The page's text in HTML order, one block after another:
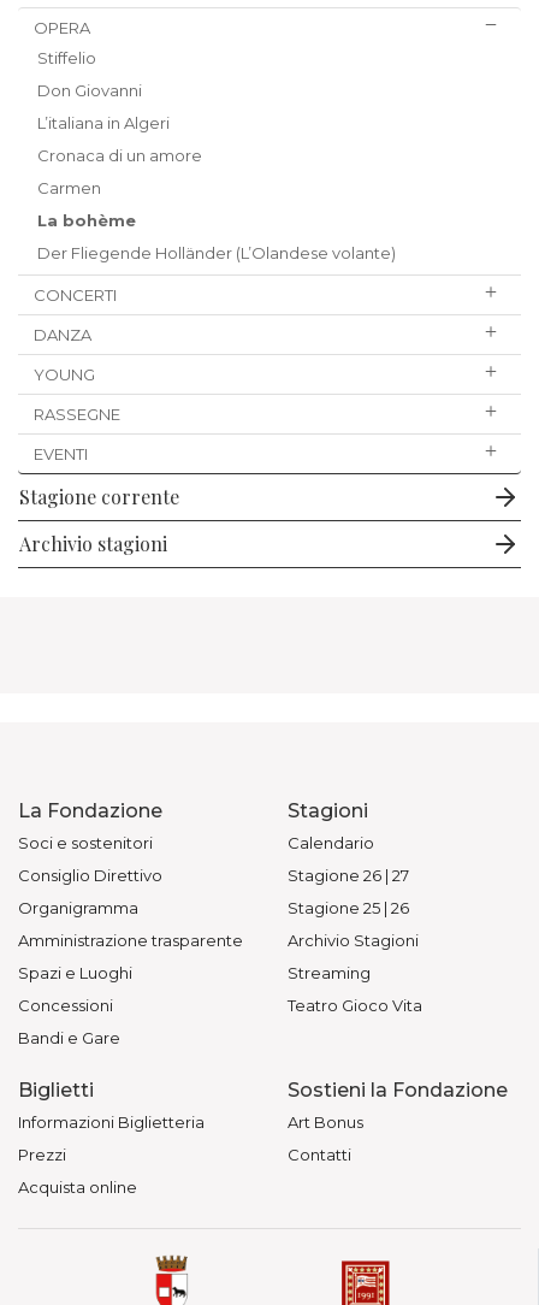
OPERA
Stiffelio
Don Giovanni
L’italiana in Algeri
Cronaca di un amore
Carmen
La bohème
Der Fliegende Holländer (L’Olandese volante)
CONCERTI
DANZA
YOUNG
RASSEGNE
EVENTI
Stagione corrente
Archivio stagioni
La Fondazione
Soci e sostenitori
Consiglio Direttivo
Organigramma
Amministrazione trasparente
Spazi e Luoghi
Concessioni
Bandi e Gare
Stagioni
Calendario
Stagione 26 | 27
Stagione 25 | 26
Archivio Stagioni
Streaming
Teatro Gioco Vita
Biglietti
Informazioni Biglietteria
Prezzi
Acquista online
Sostieni la Fondazione
Art Bonus
Contatti